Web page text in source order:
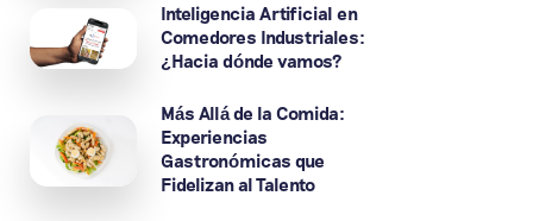
Inteligencia Artificial en
Comedores Industriales:
¿Hacia dónde vamos?
Más Allá de la Comida:
Experiencias
Gastronómicas que
Fidelizan al Talento